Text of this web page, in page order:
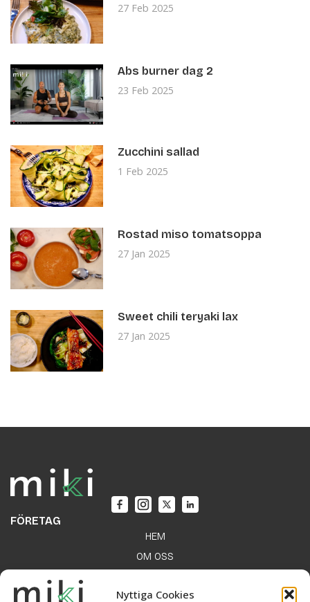
Nyttiga Cookies
27 Feb 2025
Abs burner dag 2
23 Feb 2025
Zucchini sallad
1 Feb 2025
Rostad miso tomatsoppa
27 Jan 2025
Sweet chili teryaki lax
27 Jan 2025
FÖRETAG
HEM
OM OSS
PRISSÄTTNING